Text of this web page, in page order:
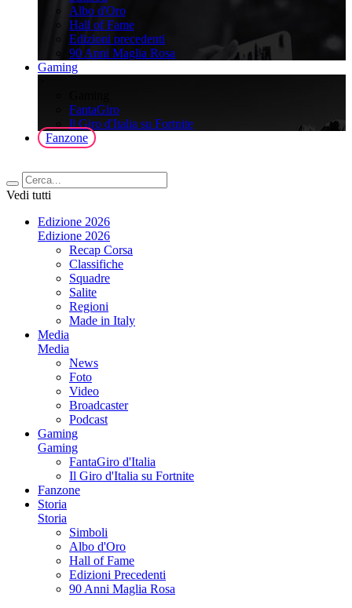
Albo d'Oro
Hall of Fame
Edizioni precedenti
90 Anni Maglia Rosa
Gaming
FantaGiro
ll Giro d'Italia su Fortnite
Fanzone
Vedi tutti
Edizione 2026
Edizione 2026
Recap Corsa
Classifiche
Squadre
Salite
Regioni
Made in Italy
Media
Media
News
Foto
Video
Broadcaster
Podcast
Gaming
Gaming
FantaGiro d'Italia
Il Giro d'Italia su Fortnite
Fanzone
Storia
Storia
Simboli
Albo d'Oro
Hall of Fame
Edizioni Precedenti
90 Anni Maglia Rosa